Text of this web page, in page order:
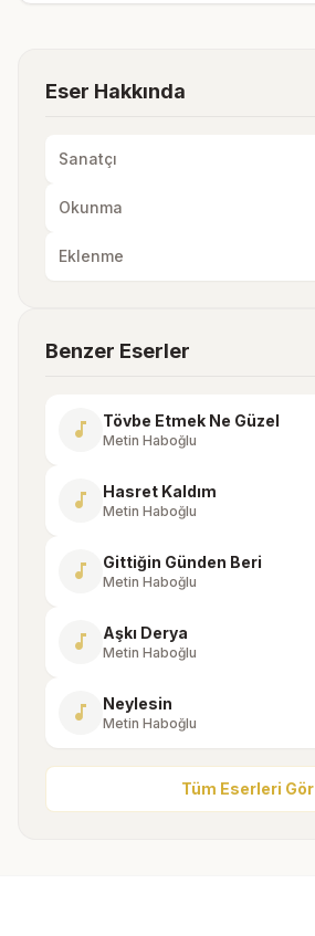
Eser Hakkında
Sanatçı
Okunma
Eklenme
Benzer Eserler
music_note Tövbe Etmek Ne Güzel
Metin Haboğlu
music_note Hasret Kaldım
Metin Haboğlu
music_note Gittiğin Günden Beri
Metin Haboğlu
music_note Aşkı Derya
Metin Haboğlu
music_note Neylesin
Metin Haboğlu
Tüm Eserleri Gör